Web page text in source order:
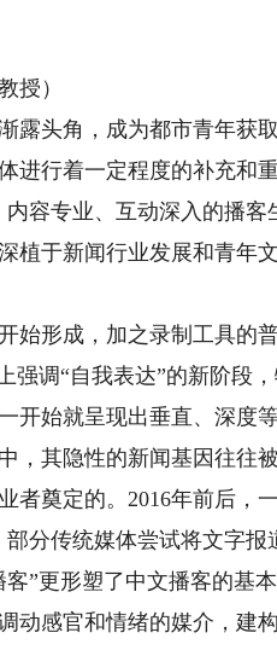
授）
头角，成为都市青年获
进行着一定程度的补充和
容专业、互动深入的播客
植于新闻行业发展和青年
形成，加之录制工具的
强调“自我表达”的新阶段
开始就呈现出垂直、深度等
其隐性的新闻基因往往
者奠定的。2016年前后，
分传统媒体尝试将文字
”更形塑了中文播客的基
动感官和情绪的媒介，建